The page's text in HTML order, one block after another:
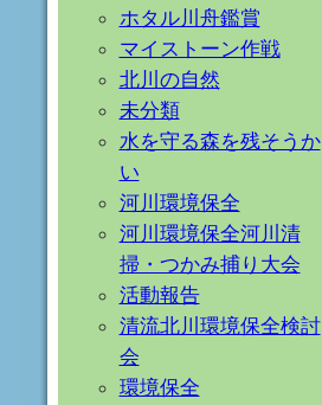
ホタル川舟鑑賞
マイストーン作戦
北川の自然
未分類
水を守る森を残そうか
い
河川環境保全
河川環境保全河川清
掃・つかみ捕り大会
活動報告
清流北川環境保全検討
会
環境保全